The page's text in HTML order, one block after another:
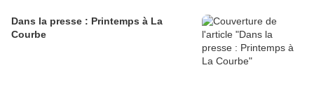
Dans la presse : Printemps à La
Courbe